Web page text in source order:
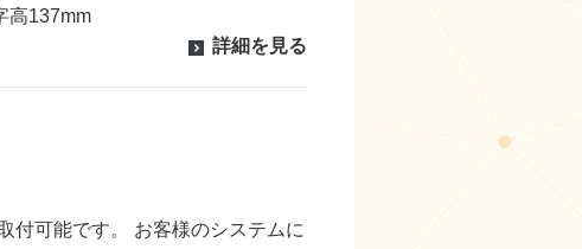
高137mm
詳細を見る
付可能です。 お客様のシステムに